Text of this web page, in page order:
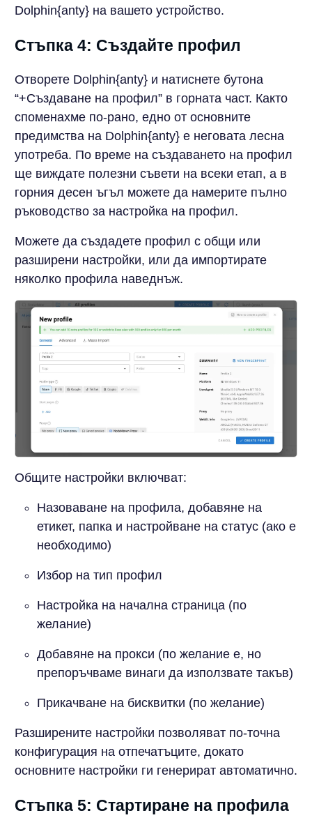
Dolphin{anty} на вашето устройство.
Стъпка 4: Създайте профил
Отворете Dolphin{anty} и натиснете бутона
“+Създаване на профил” в горната част. Както
споменахме по-рано, едно от основните
предимства на Dolphin{anty} е неговата лесна
употреба. По време на създаването на профил
ще виждате полезни съвети на всеки етап, а в
горния десен ъгъл можете да намерите пълно
ръководство за настройка на профил.
Можете да създадете профил с общи или
разширени настройки, или да импортирате
няколко профила наведнъж.
Общите настройки включват:
Назоваване на профила, добавяне на
етикет, папка и настройване на статус (ако е
необходимо)
Избор на тип профил
Настройка на начална страница (по
желание)
Добавяне на прокси (по желание е, но
препоръчваме винаги да използвате такъв)
Прикачване на бисквитки (по желание)
Разширените настройки позволяват по-точна
конфигурация на отпечатъците, докато
основните настройки ги генерират автоматично.
Стъпка 5: Стартиране на профила